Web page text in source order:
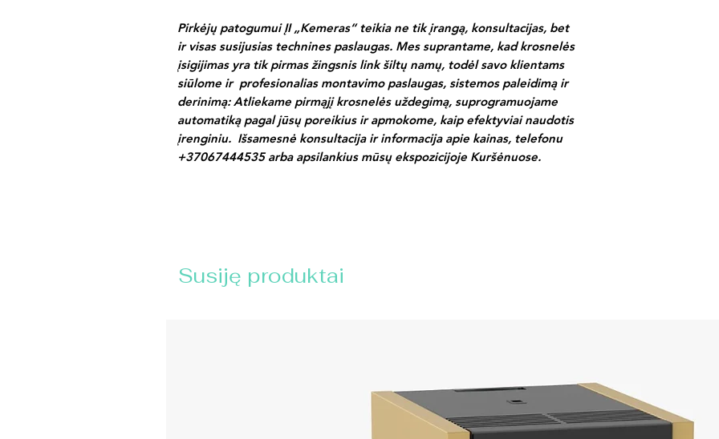
Pirkėjų patogumuiĮI „Kemeras“teikia ne tik įrangą, konsultacijas, bet
ir visas susijusias technines paslaugas. Mes suprantame, kad krosnelės
įsigijimas yra tik pirmas žingsnis link šiltų namų, todėl savo klientams
siūlome ir profesionalias montavimo paslaugas, sistemos paleidimą ir
derinimą: Atliekame pirmąjį krosnelės uždegimą, suprogramuojame
automatiką pagal jūsų poreikius ir apmokome, kaip efektyviai naudotis
įrenginiu. Išsamesnė konsultacija ir informacija apie kainas, telefonu
+37067444535 arba apsilankius mūsų ekspozicijoje Kuršėnuose.
Susiję produktai